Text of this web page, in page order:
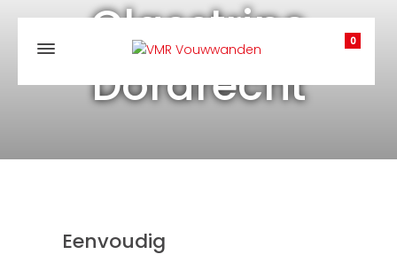
0
Glasstrips
Dordrecht
Eenvoudig